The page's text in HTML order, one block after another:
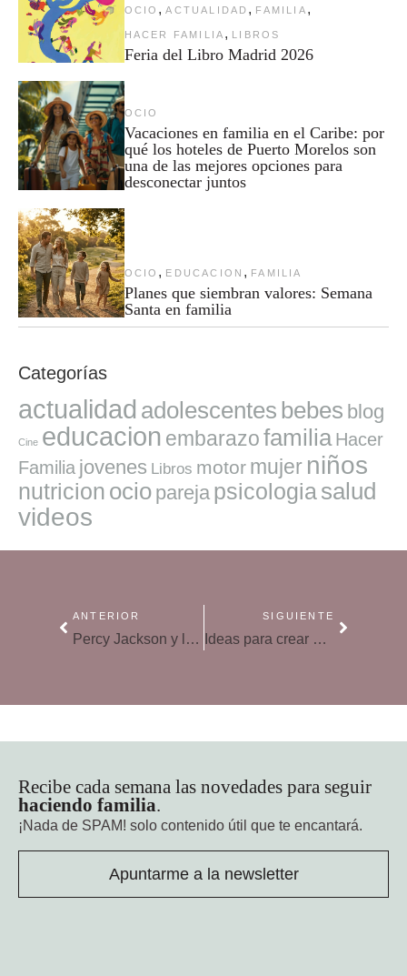
OCIO , ACTUALIDAD , FAMILIA ,
HACER FAMILIA , LIBROS
Feria del Libro Madrid 2026
OCIO
Vacaciones en familia en el Caribe: por
qué los hoteles de Puerto Morelos son
una de las mejores opciones para
desconectar juntos
OCIO , EDUCACION , FAMILIA
Planes que siembran valores: Semana
Santa en familia
Categorías
actualidad adolescentes bebes blog
Cine educacion embarazofamilia Hacer
Familia jovenes Libros motor mujer niños
nutricion ocio pareja psicologiasalud
videos
ANTERIOR
Percy Jackson y los dioses del Olimpo
SIGUIENTE
Ideas para crear un rincón de lectura en casa
Recibe cada semana las novedades para seguir
haciendo familia.
¡Nada de SPAM! solo contenido útil que te encantará.
Apuntarme a la newsletter